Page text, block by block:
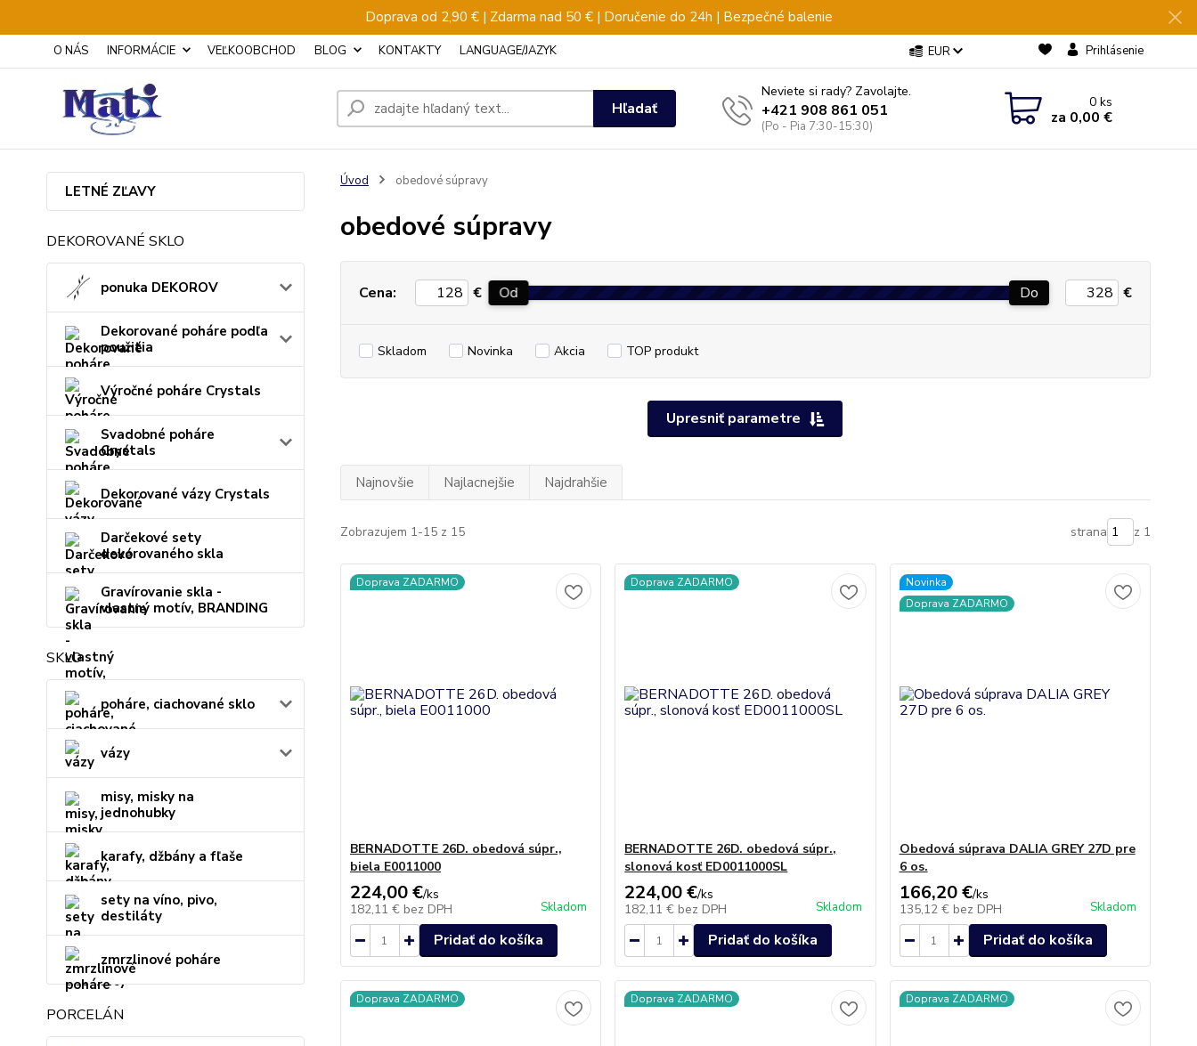
Doprava od 2,90 € | Zdarma nad 50 € | Doručenie do 24h | Bezpečné balenie
O NÁS INFORMÁCIE VEĽKOOBCHOD BLOG KONTAKTY LANGUAGE/JAZYK EUR Prihlásenie
Hľadať
Neviete si rady? Zavolajte.
+421 908 861 051
(Po - Pia 7:30-15:30)
0ks
za 0,00 €
LETNÉ ZĽAVY
DEKOROVANÉ SKLO
ponuka DEKOROV
Dekorované poháre podľa
použitia
Výročné poháre Crystals
Svadobné poháre
Crystals
Dekorované vázy Crystals
Darčekové sety
dekorovaného skla
Gravírovanie skla -
vlastný motív, BRANDING
SKLO
poháre, ciachované sklo
vázy
misy, misky na
jednohubky
karafy, džbány a fľaše
sety na víno, pivo,
destiláty
zmrzlinové poháre
PORCELÁN
Úvod obedové súpravy
obedové súpravy
Upresniť parametre
Cena: € Od Do €
Skladom Novinka Akcia TOP produkt
Najnovšie Najlacnejšie Najdrahšie
Zobrazujem 1-15 z 15 strana z 1
Doprava ZADARMO
BERNADOTTE 26D. obedová súpr.,
biela E0011000
224,00 €/ks
182,11 € bez DPH Skladom
Pridať do košíka
Doprava ZADARMO
BERNADOTTE 26D. obedová súpr.,
slonová kosť ED0011000SL
224,00 €/ks
182,11 € bez DPH Skladom
Pridať do košíka
Novinka
Doprava ZADARMO
Obedová súprava DALIA GREY 27D pre
6 os.
166,20 €/ks
135,12 € bez DPH Skladom
Pridať do košíka
Doprava ZADARMO Doprava ZADARMO Doprava ZADARMO